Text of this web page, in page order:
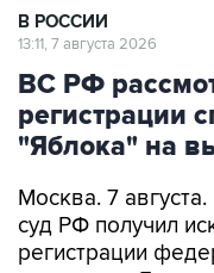
ВС РФ
регистрации
"Яблока" на
Москва. 7 августа.
регистрации
в депутаты
инстанции.